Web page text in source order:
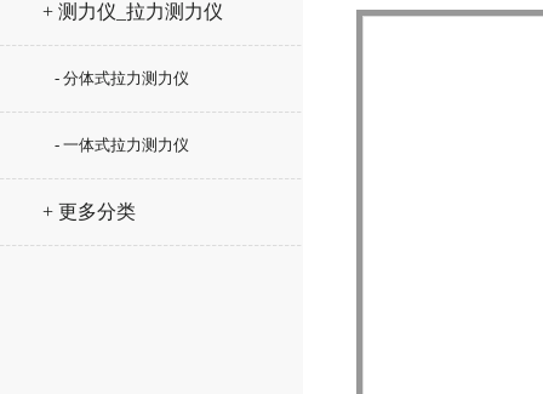
+ 测力仪_拉力测力仪
- 分体式拉力测力仪
- 一体式拉力测力仪
+ 更多分类